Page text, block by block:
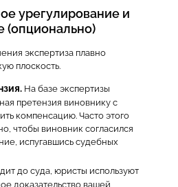
урегулирование и
(опционально)
экспертиза плавно
плоскость.
На базе экспертизы
претензия виновнику с
компенсацию. Часто этого
чтобы виновник согласился
испугавшись судебных
до суда, юристы используют
доказательство вашей